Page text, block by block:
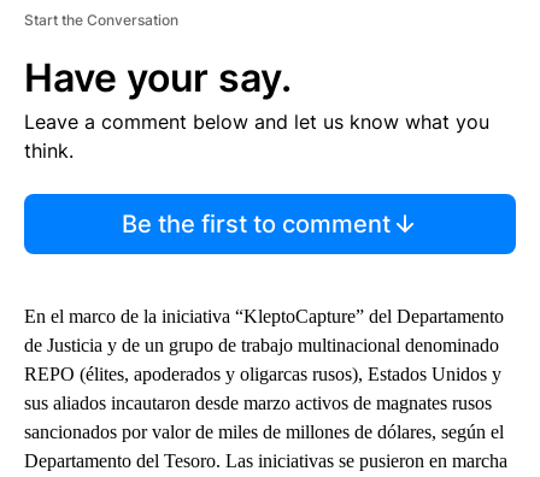
Start the Conversation
Have your say.
Leave a comment below and let us know what you
think.
Be the first to comment
En el marco de la iniciativa “KleptoCapture” del Departamento
de Justicia y de un grupo de trabajo multinacional denominado
REPO (élites, apoderados y oligarcas rusos), Estados Unidos y
sus aliados incautaron desde marzo activos de magnates rusos
sancionados por valor de miles de millones de dólares, según el
Departamento del Tesoro. Las iniciativas se pusieron en marcha